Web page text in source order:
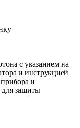
с указанием на
и инструкцией
и
для защиты